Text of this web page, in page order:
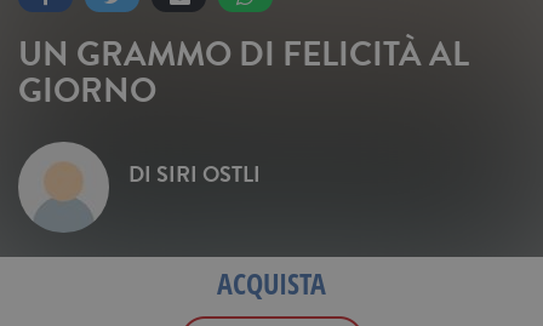
UN GRAMMO DI FELICITÀ AL
GIORNO
DI SIRI OSTLI
ACQUISTA